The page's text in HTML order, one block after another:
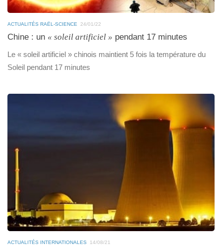
ACTUALITÉS RAËL-SCIENCE 24/01/22
Chine : un « soleil artificiel » pendant 17 minutes
Le « soleil artificiel » chinois maintient 5 fois la température du
Soleil pendant 17 minutes
ACTUALITÉS INTERNATIONALES 14/08/21